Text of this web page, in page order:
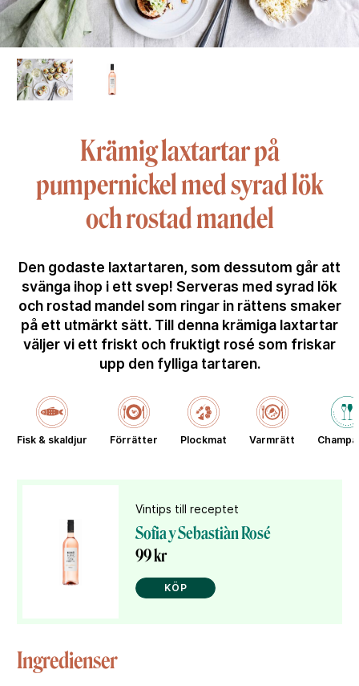
Krämig laxtartar på
pumpernickel med syrad lök
och rostad mandel
Den godaste laxtartaren, som dessutom går att
svänga ihop i ett svep! Serveras med syrad lök
och rostad mandel som ringar in rättens smaker
på ett utmärkt sätt. Till denna krämiga laxtartar
väljer vi ett friskt och fruktigt rosé som friskar
upp den fylliga tartaren.
Fisk & skaldjur Förrätter Plockmat Varmrätt
Vintips till receptet
Sofia y Sebastiàn Rosé
99 kr
KÖP
Ingredienser